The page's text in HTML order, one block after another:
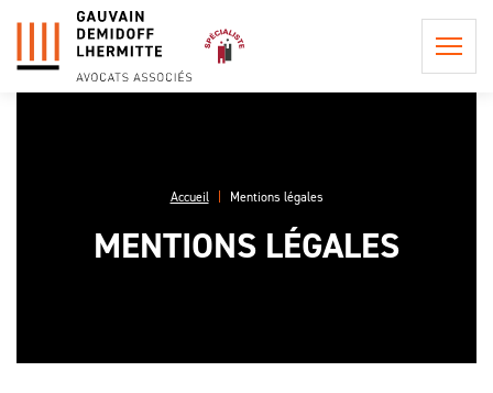
Accueil Mentions légales
MENTIONS LÉGALES
DU CABINET